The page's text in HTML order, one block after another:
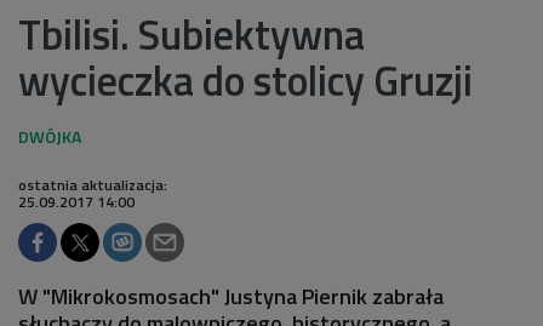
Tbilisi. Subiektywna
wycieczka do stolicy Gruzji
ostatnia aktualizacja:
25.09.2017 14:00
W "Mikrokosmosach" Justyna Piernik zabrała